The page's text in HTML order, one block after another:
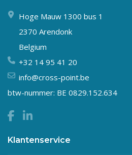
Hoge Mauw 1300 bus 1
2370 Arendonk
Belgium
+32 14 95 41 20
info@cross-point.be
btw-nummer: BE 0829.152.634
Klantenservice